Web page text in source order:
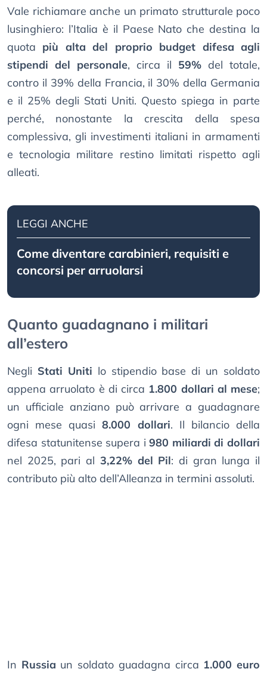
Vale richiamare anche un primato strutturale poco
lusinghiero: l’Italia è il Paese Nato che destina la
quota più alta del proprio budget difesa agli
stipendi del personale, circa il 59% del totale,
contro il 39% della Francia, il 30% della Germania
e il 25% degli Stati Uniti. Questo spiega in parte
perché, nonostante la crescita della spesa
complessiva, gli investimenti italiani in armamenti
e tecnologia militare restino limitati rispetto agli
alleati.
LEGGI ANCHE
Come diventare carabinieri, requisiti e
concorsi per arruolarsi
Quanto guadagnano i militari
all’estero
Negli Stati Uniti lo stipendio base di un soldato
appena arruolato è di circa 1.800 dollari al mese;
un ufficiale anziano può arrivare a guadagnare
ogni mese quasi8.000 dollari. Il bilancio della
difesa statunitense supera i980 miliardi di dollari
nel 2025, pari al 3,22% del Pil: di gran lunga il
contributo più alto dell’Alleanza in termini assoluti.
In Russia un soldato guadagna circa 1.000 euro